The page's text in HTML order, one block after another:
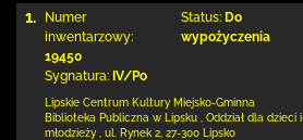
1.
Numer
inwentarzowy:
19450
Sygnatura: IV/Po
Status: Do
wypożyczenia
Lipskie Centrum Kultury Miejsko-Gminna
Biblioteka Publiczna w Lipsku
Oddział dla dzieci i
młodzieży , ul. Rynek 2 27-300 Lipsko